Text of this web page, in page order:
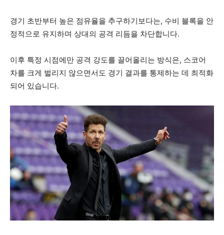
경기 초반부터 높은 점유율을 추구하기보다는, 수비 블록을 안
정적으로 유지하며 상대의 공격 리듬을 차단합니다.
이후 특정 시점에만 공격 강도를 끌어올리는 방식은, 스코어
차를 크게 벌리지 않으면서도 경기 결과를 통제하는 데 최적화
되어 있습니다.